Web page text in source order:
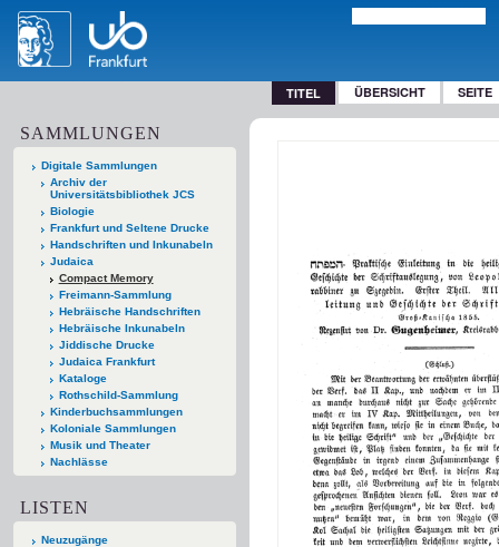
TITEL ÜBERSICHT SEITE
SAMMLUNGEN
Digitale Sammlungen
Archiv der
Universitätsbibliothek JCS
Biologie
Frankfurt und Seltene Drucke
Handschriften und Inkunabeln
Judaica
Compact Memory
Freimann-Sammlung
Hebräische Handschriften
Hebräische Inkunabeln
Jiddische Drucke
Judaica Frankfurt
Kataloge
Rothschild-Sammlung
Kinderbuchsammlungen
Koloniale Sammlungen
Musik und Theater
Nachlässe
LISTEN
Neuzugänge